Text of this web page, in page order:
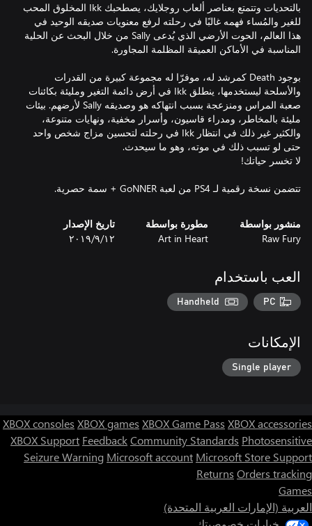
بالتحديات وتتمتع بعناصر ألعاب روجلايك، يصطحبك Ikk المخلوق المحب
للغير والمُساء فهمه غالبًا في رحلته لرفع معنويات صديقه الوحيد في
هذا العالم، الحوت الأرضي الذي يُدعى Sally من خلال البحث عن الحلية
بوجود Death كمرشد له، موفرّا له مجموعة كبيرة من القدرات
والأسلحة ليستخدمها، ينطلق Ikk في أرض دائمة التغير ومليئة بكائنات
صعبة المراس ومنزعجة بسبب انتهاكه هو وصديقه Sally لأرضهم. بيئات
مليئة بالمخاطر، ومدراء قاسيون، وأسرار مخفية، ونهايات متنوعة،
والكثير غير ذلك في انتظار Ikk في رحلته لتحسين مزاج شخص واحد
تتضمن نسخة رقمية لـ PS4 من لعبة GoNNER + سمة حصرية.
منشور بواسطة
Raw Fury
مطورة بواسطة
Art in Heart
تاريخ الإصدار
١٢‏/٩‏/٢٠١٩
العب باستخدام
PC
Handheld
الإمكانات
Single player
XBOX consoles XBOX games XBOX Game Pass XBOX accessories
XBOX Support FeedbackCommunity Standards Photosensitive
Seizure Warning Microsoft account Microsoft Store Support
Returns Orders tracking
Games
العربية (الإمارات العربية المتحدة)